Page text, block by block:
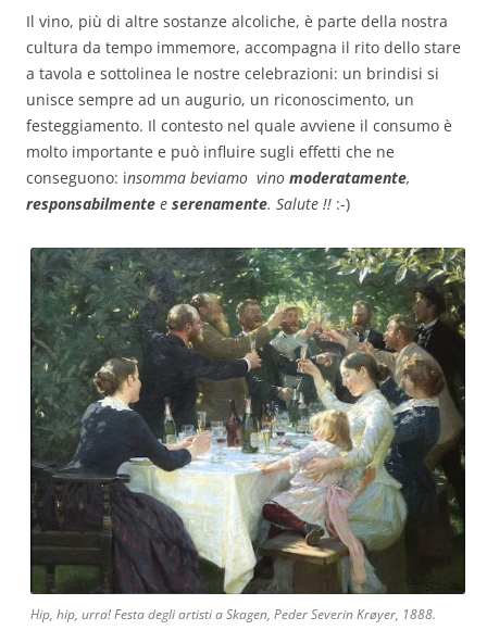
Il vino, più di altre sostanze alcoliche, è parte della nostra
cultura da tempo immemore, accompagna il rito dello stare
a tavola e sottolinea le nostre celebrazioni: un brindisi si
unisce sempre ad un augurio, un riconoscimento, un
festeggiamento. Il contesto nel quale avviene il consumo è
molto importante e può influire sugli effetti che ne
conseguono: insomma beviamo vino moderatamente,
responsabilmente e serenamente. Salute !! :-)
Hip, hip, urra! Festa degli artisti a Skagen, Peder Severin Krøyer, 1888.